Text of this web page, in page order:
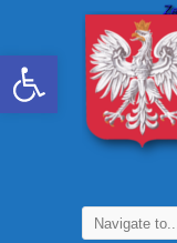
Otwórz pasek narzędzi